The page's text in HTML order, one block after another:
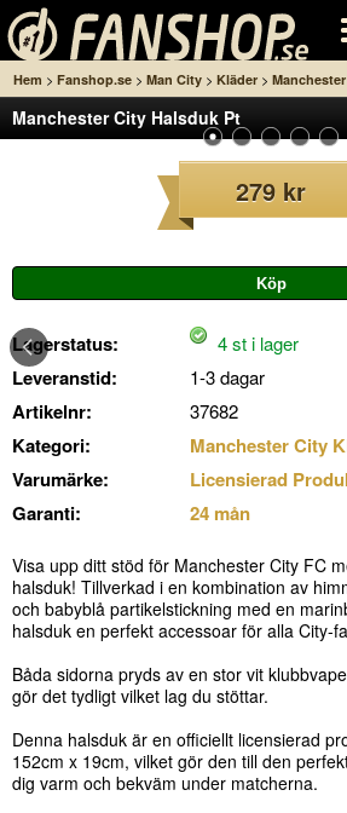
Hem > Fanshop.se > Man City > Kläder >
Manchester City Halsduk Pt
279 kr
Lagerstatus: 4 st i lager
Leveranstid: 1-3 dagar
Artikelnr: 37682
Kategori:
Manchester City
Varumärke:
Licensierad
Garanti:
24 mån
Visa upp ditt stöd för Manchester City FC
halsduk! Tillverkad i en kombination av
och babyblå partikelstickning med en
halsduk en perfekt accessoar för alla City-
Båda sidorna pryds av en stor vit
gör det tydligt vilket lag du stöttar.
Denna halsduk är en officiellt licensierad
152cm x 19cm, vilket gör den till den
dig varm och bekväm under matcherna.